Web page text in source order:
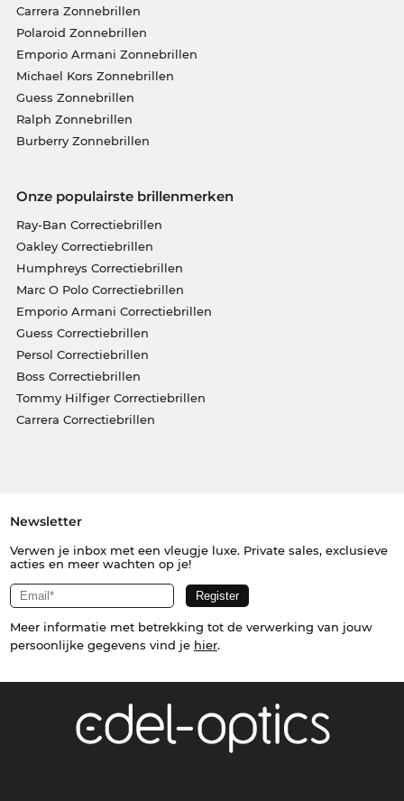
Carrera Zonnebrillen
Polaroid Zonnebrillen
Emporio Armani Zonnebrillen
Michael Kors Zonnebrillen
Guess Zonnebrillen
Ralph Zonnebrillen
Burberry Zonnebrillen
Onze populairste brillenmerken
Ray-Ban Correctiebrillen
Oakley Correctiebrillen
Humphreys Correctiebrillen
Marc O Polo Correctiebrillen
Emporio Armani Correctiebrillen
Guess Correctiebrillen
Persol Correctiebrillen
Boss Correctiebrillen
Tommy Hilfiger Correctiebrillen
Carrera Correctiebrillen
Newsletter
Verwen je inbox met een vleugje luxe. Private sales, exclusieve
acties en meer wachten op je!
Meer informatie met betrekking tot de verwerking van jouw
persoonlijke gegevens vind je hier.